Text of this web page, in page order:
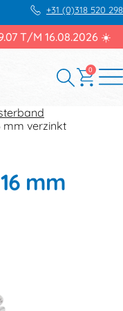
+31 (0)318 520 298
T/M 16.08.2026 ☀️
0
mm verzinkt
mm